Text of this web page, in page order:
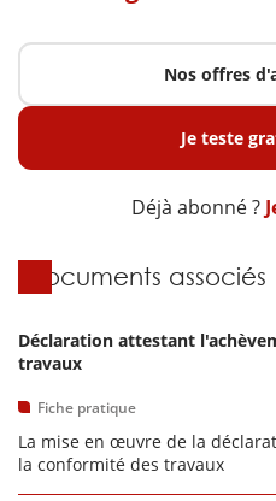
Nos offres
Je teste
Déjà abonné ?
Documents associés
Déclaration attestant
travaux
Fiche pratique
La mise en œuvre de la
la conformité des travaux